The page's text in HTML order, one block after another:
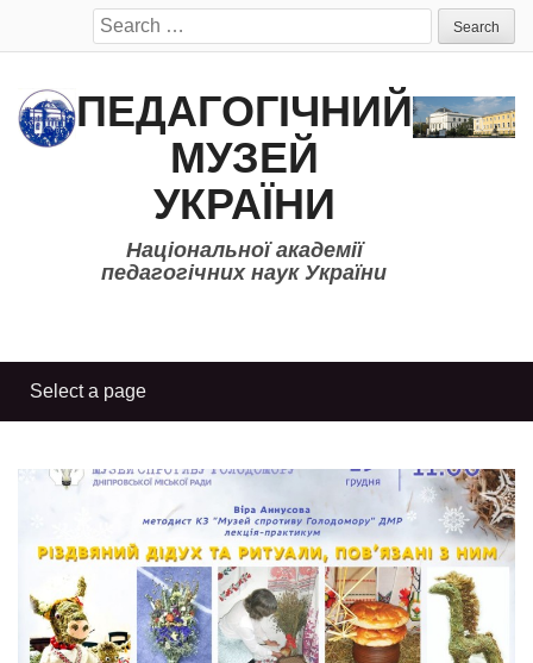
Search
for:
ПЕДАГОГІЧНИЙ
МУЗЕЙ
УКРАЇНИ
Національної академії
педагогічних наук України